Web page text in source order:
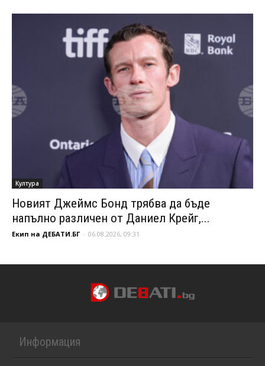
Култура
Новият Джеймс Бонд трябва да бъде
напълно различен от Даниел Крейг,...
Екип на ДЕБАТИ.БГ - 06.08.2026, 09:31
Информация